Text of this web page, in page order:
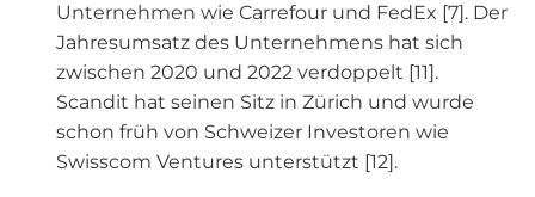
Unternehmen wie Carrefour und FedEx [7]. Der
Jahresumsatz des Unternehmens hat sich
zwischen 2020 und 2022 verdoppelt [11].
Scandit hat seinen Sitz in Zürich und wurde
schon früh von Schweizer Investoren wie
Swisscom Ventures unterstützt [12].